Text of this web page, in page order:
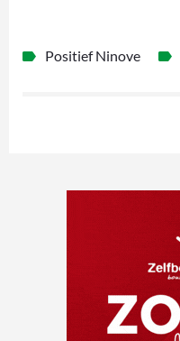
Positief Ninove